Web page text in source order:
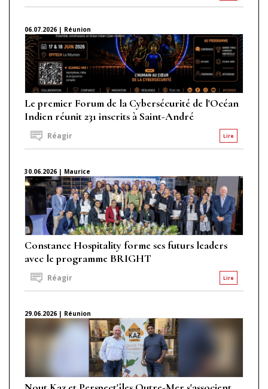
06.07.2026 | Réunion
Le premier Forum de la Cybersécurité de l'Océan
Indien réunit 231 inscrits à Saint-André
Lire
Réagir
30.06.2026 | Maurice
Constance Hospitality forme ses futurs leaders
avec le programme BRIGHT
Lire
Réagir
29.06.2026 | Réunion